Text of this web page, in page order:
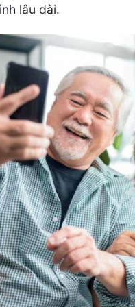
lâu dài.